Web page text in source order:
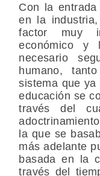
Con la
en la
factor muy
económico y
necesario
humano,
sistema que
educación se
través del
la que se
más adelante
basada en la
través del